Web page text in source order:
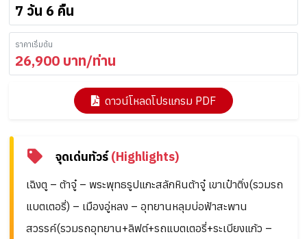
7 วัน 6 คืน
ราคาเริ่มต้น
26,900 บาท/ท่าน
ดาวน์โหลดโปรแกรม PDF
จุดเด่นทัวร์(Highlights)
เฉิงตู – ต้าจู๋ – พระพุทธรูปแกะสลักหินต้าจู๋ เขาเป๋าติ่ง(รวมรถ
แบตเตอรี่) – เมืองอู่หลง – อุทยานหลุมบ่อฟ้าสะพาน
สวรรค์(รวมรถอุทยาน+ลิฟต์+รถแบตเตอรี่+ระเบียงแก้ว –